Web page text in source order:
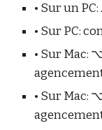
• Sur un
• Sur PC:
• Sur Mac:
• Sur Mac: